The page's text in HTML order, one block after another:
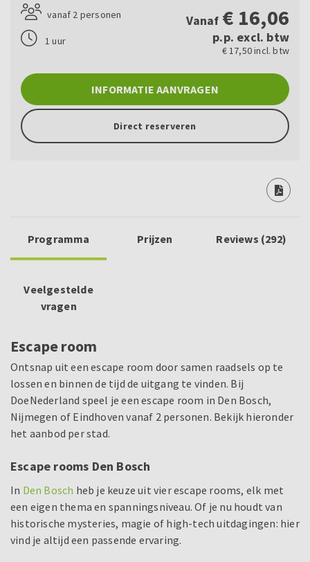
vanaf 2 personen
1 uur
Vanaf € 16,06
p.p. excl. btw
€ 17,50 incl. btw
INFORMATIE AANVRAGEN
Direct reserveren
Programma Prijzen Reviews (292)
Veelgestelde
vragen
Escape room
Ontsnap uit een escape room door samen raadsels op te
lossen en binnen de tijd de uitgang te vinden. Bij
DoeNederland speel je een escape room in Den Bosch,
Nijmegen of Eindhoven vanaf 2 personen. Bekijk hieronder
het aanbod per stad.
Escape rooms Den Bosch
In Den Bosch heb je keuze uit vier escape rooms, elk met
een eigen thema en spanningsniveau. Of je nu houdt van
historische mysteries, magie of high-tech uitdagingen: hier
vind je altijd een passende ervaring.